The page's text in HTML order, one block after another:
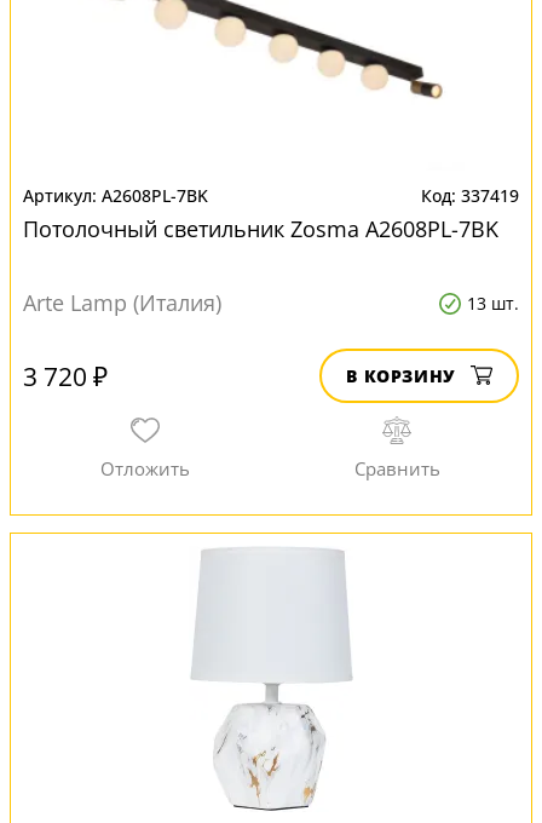
A2608PL-7BK 337419
Потолочный светильник Zosma A2608PL-7BK
Arte Lamp (Италия) 13 шт.
3 720 ₽ В КОРЗИНУ